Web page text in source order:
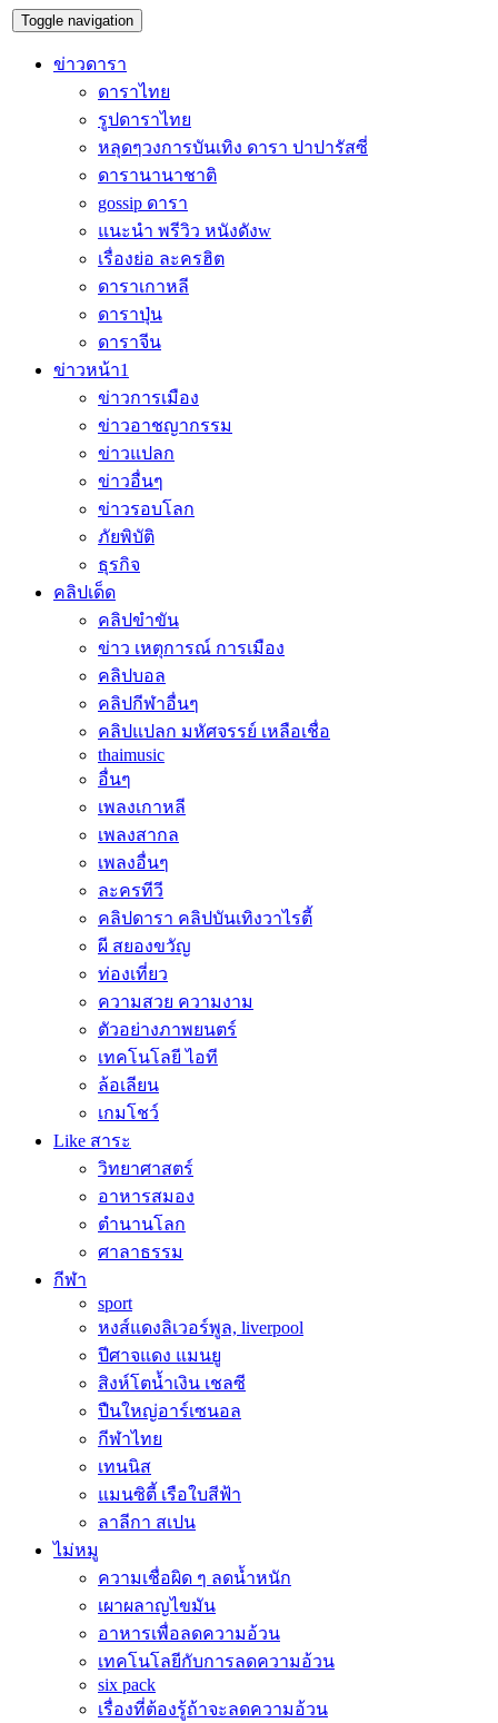
Toggle navigation
ข่าวดารา
ดาราไทย
รูปดาราไทย
หลุดๆวงการบันเทิง ดารา ปาปารัสซี่
ดารานานาชาติ
gossip ดารา
แนะนำ พรีวิว หนังดังw
เรื่องย่อ ละครฮิต
ดาราเกาหลี
ดาราปุ่น
ดาราจีน
ข่าวหน้า1
ข่าวการเมือง
ข่าวอาชญากรรม
ข่าวแปลก
ข่าวอื่นๆ
ข่าวรอบโลก
ภัยพิบัติ
ธุรกิจ
คลิปเด็ด
คลิปขำขัน
ข่าว เหตุการณ์ การเมือง
คลิปบอล
คลิปกีฬาอื่นๆ
คลิปแปลก มหัศจรรย์ เหลือเชื่อ
thaimusic
อื่นๆ
เพลงเกาหลี
เพลงสากล
เพลงอื่นๆ
ละครทีวี
คลิปดารา คลิปบันเทิงวาไรตี้
ผี สยองขวัญ
ท่องเที่ยว
ความสวย ความงาม
ตัวอย่างภาพยนตร์
เทคโนโลยี ไอที
ล้อเลียน
เกมโชว์
Like สาระ
วิทยาศาสตร์
อาหารสมอง
ตำนานโลก
ศาลาธรรม
กีฬา
sport
หงส์แดงลิเวอร์พูล, liverpool
ปีศาจแดง แมนยู
สิงห์โตน้ำเงิน เชลซี
ปืนใหญ่อาร์เซนอล
กีฬาไทย
เทนนิส
แมนซิตี้ เรือใบสีฟ้า
ลาลีกา สเปน
ไม่หมู
ความเชื่อผิด ๆ ลดน้ำหนัก
เผาผลาญไขมัน
อาหารเพื่อลดความอ้วน
เทคโนโลยีกับการลดความอ้วน
six pack
เรื่องที่ต้องรู้ถ้าจะลดความอ้วน